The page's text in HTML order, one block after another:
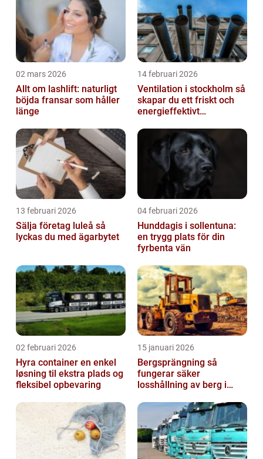
02 mars 2026
Allt om lashlift: naturligt
böjda fransar som håller
länge
14 februari 2026
Ventilation i stockholm så
skapar du ett friskt och
energieffektivt
13 februari 2026
Sälja företag luleå så
lyckas du med ägarbytet
04 februari 2026
Hunddagis i sollentuna:
en trygg plats för din
fyrbenta vän
02 februari 2026
Hyra container en enkel
løsning til ekstra plads og
fleksibel opbevaring
15 januari 2026
Bergsprängning så
fungerar säker
losshållning av berg i